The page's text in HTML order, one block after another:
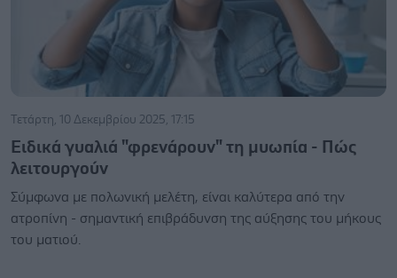
Τετάρτη, 10 Δεκεμβρίου 2025, 17:15
Ειδικά γυαλιά "φρενάρουν" τη μυωπία - Πώς
λειτουργούν
Σύμφωνα με πολωνική μελέτη, είναι καλύτερα από την
ατροπίνη - σημαντική επιβράδυνση της αύξησης του μήκους
του ματιού.